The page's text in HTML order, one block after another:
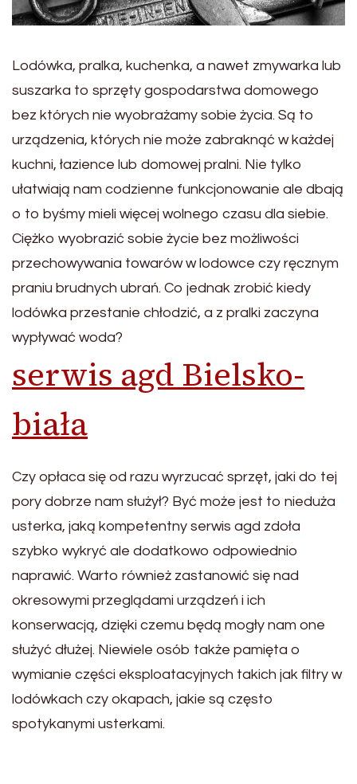
Lodówka, pralka, kuchenka, a nawet zmywarka lub
suszarka to sprzęty gospodarstwa domowego
bez których nie wyobrażamy sobie życia. Są to
urządzenia, których nie może zabraknąć w każdej
kuchni, łazience lub domowej pralni. Nie tylko
ułatwiają nam codzienne funkcjonowanie ale dbają
o to byśmy mieli więcej wolnego czasu dla siebie.
Ciężko wyobrazić sobie życie bez możliwości
przechowywania towarów w lodowce czy ręcznym
praniu brudnych ubrań. Co jednak zrobić kiedy
lodówka przestanie chłodzić, a z pralki zaczyna
wypływać woda?
serwis agd Bielsko-
biała
Czy opłaca się od razu wyrzucać sprzęt, jaki do tej
pory dobrze nam służył? Być może jest to nieduża
usterka, jaką kompetentny serwis agd zdoła
szybko wykryć ale dodatkowo odpowiednio
naprawić. Warto również zastanowić się nad
okresowymi przeglądami urządzeń i ich
konserwacją, dzięki czemu będą mogły nam one
służyć dłużej. Niewiele osób także pamięta o
wymianie części eksploatacyjnych takich jak filtry w
lodówkach czy okapach, jakie są często
spotykanymi usterkami.